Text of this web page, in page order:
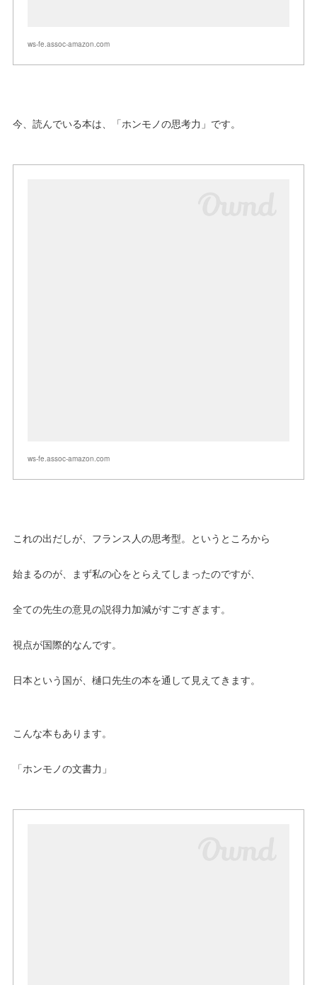
ws-fe.assoc-amazon.com
今、読んでいる本は、「ホンモノの思考力」です。
ws-fe.assoc-amazon.com
これの出だしが、フランス人の思考型。というところから
始まるのが、まず私の心をとらえてしまったのですが、
全ての先生の意見の説得力加減がすごすぎます。
視点が国際的なんです。
日本という国が、樋口先生の本を通して見えてきます。
こんな本もあります。
「ホンモノの文書力」